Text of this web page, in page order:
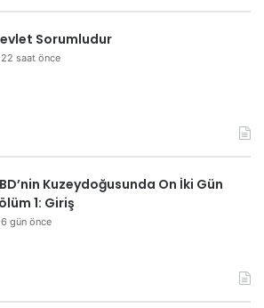
Sorumludur
22 saat önce
Kuzeydoğusunda On İki Gün
1: Giriş
6 gün önce